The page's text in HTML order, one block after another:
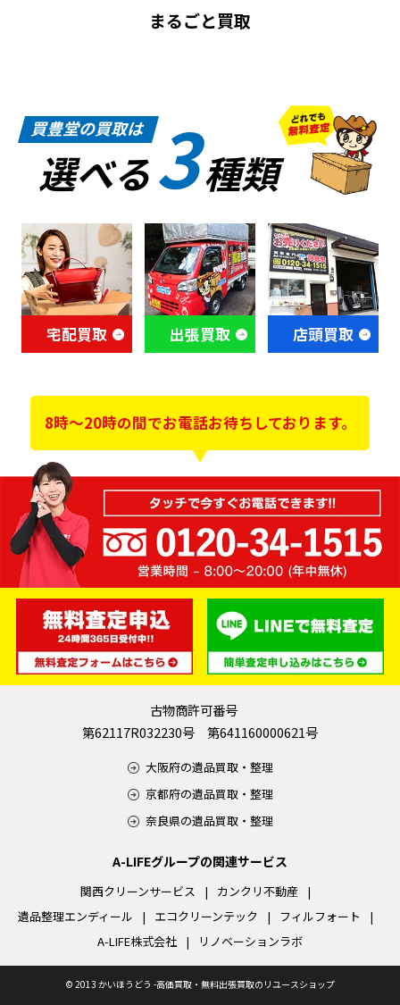
まるごと買取
買豊堂の買取は
選べる3種類
宅配買取 出張買取 店頭買取
8時～20時の間でお電話お待ちしております。
古物商許可番号
第62117R032230号 第641160000621号
大阪府の遺品買取・整理
京都府の遺品買取・整理
奈良県の遺品買取・整理
A-LIFEグループの関連サービス
関西クリーンサービス
カンクリ不動産
遺品整理エンディール
エコクリーンテック
フィルフォート
A-LIFE株式会社
リノベーションラボ
© 2013 かいほうどう -高価買取・無料出張買取のリユースショップ